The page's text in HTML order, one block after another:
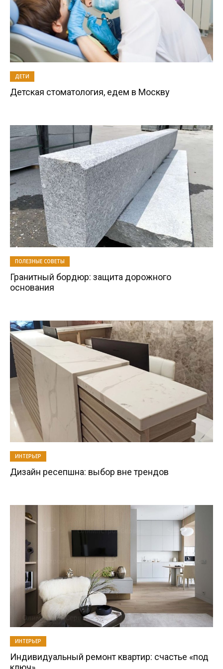
ДЕТИ
Детская стоматология, едем в Москву
ПОЛЕЗНЫЕ СОВЕТЫ
Гранитный бордюр: защита дорожного
основания
ИНТЕРЬЕР
Дизайн ресепшна: выбор вне трендов
ИНТЕРЬЕР
Индивидуальный ремонт квартир: счастье «под